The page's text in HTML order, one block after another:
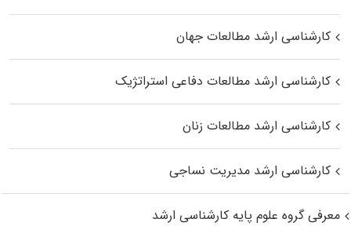
کارشناسی ارشد مطالعات جهان
کارشناسی ارشد مطالعات دفاعی استراتژیک
کارشناسی ارشد مطالعات زنان
کارشناسی ارشد مدیریت نساجی
معرفی گروه علوم پایه کارشناسی ارشد